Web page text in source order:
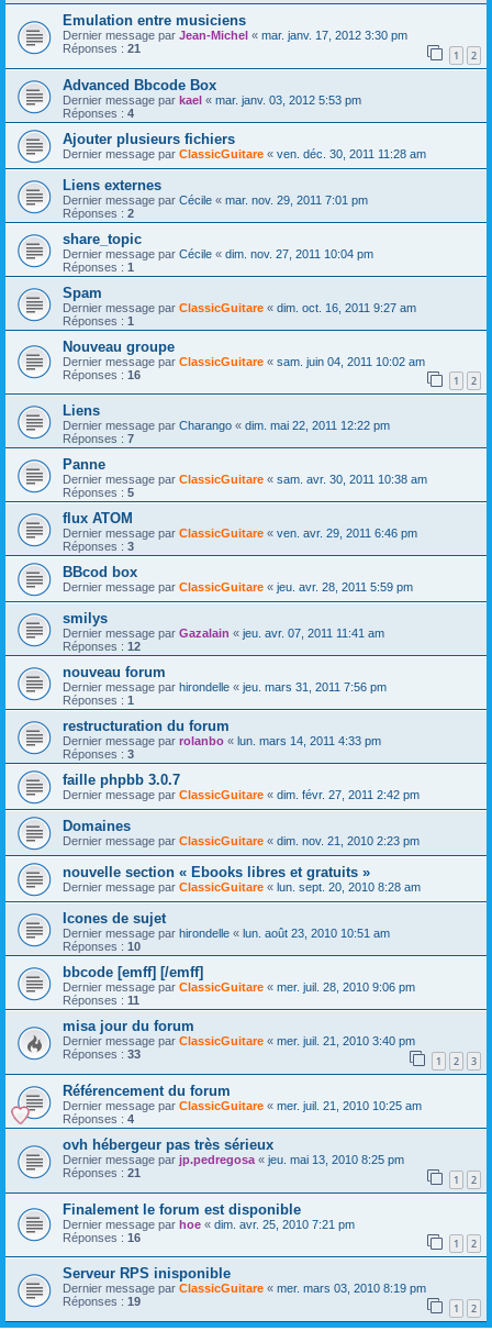
Emulation entre musiciens
Dernier message par Jean-Michel « mar. janv. 17, 2012 3:30 pm
Réponses : 21 1 2
Advanced Bbcode Box
Dernier message par kael « mar. janv. 03, 2012 5:53 pm
Réponses : 4
Ajouter plusieurs fichiers
Dernier message par ClassicGuitare « ven. déc. 30, 2011 11:28 am
Liens externes
Dernier message par Cécile « mar. nov. 29, 2011 7:01 pm
Réponses : 2
share_topic
Dernier message par Cécile « dim. nov. 27, 2011 10:04 pm
Réponses : 1
Spam
Dernier message par ClassicGuitare « dim. oct. 16, 2011 9:27 am
Réponses : 1
Nouveau groupe
Dernier message par ClassicGuitare « sam. juin 04, 2011 10:02 am
Réponses : 16 1 2
Liens
Dernier message par Charango « dim. mai 22, 2011 12:22 pm
Réponses : 7
Panne
Dernier message par ClassicGuitare « sam. avr. 30, 2011 10:38 am
Réponses : 5
flux ATOM
Dernier message par ClassicGuitare « ven. avr. 29, 2011 6:46 pm
Réponses : 3
BBcod box
Dernier message par ClassicGuitare « jeu. avr. 28, 2011 5:59 pm
smilys
Dernier message par Gazalain « jeu. avr. 07, 2011 11:41 am
Réponses : 12
nouveau forum
Dernier message par hirondelle « jeu. mars 31, 2011 7:56 pm
Réponses : 1
restructuration du forum
Dernier message par rolanbo « lun. mars 14, 2011 4:33 pm
Réponses : 3
faille phpbb 3.0.7
Dernier message par ClassicGuitare « dim. févr. 27, 2011 2:42 pm
Domaines
Dernier message par ClassicGuitare « dim. nov. 21, 2010 2:23 pm
nouvelle section « Ebooks libres et gratuits »
Dernier message par ClassicGuitare « lun. sept. 20, 2010 8:28 am
Icones de sujet
Dernier message par hirondelle « lun. août 23, 2010 10:51 am
Réponses : 10
bbcode [emff] [/emff]
Dernier message par ClassicGuitare « mer. juil. 28, 2010 9:06 pm
Réponses : 11
misa jour du forum
Dernier message par ClassicGuitare « mer. juil. 21, 2010 3:40 pm
Réponses : 33 1 2 3
Référencement du forum
Dernier message par ClassicGuitare « mer. juil. 21, 2010 10:25 am
Réponses : 4
ovh hébergeur pas très sérieux
Dernier message par jp.pedregosa « jeu. mai 13, 2010 8:25 pm
Réponses : 21 1 2
Finalement le forum est disponible
Dernier message par hoe « dim. avr. 25, 2010 7:21 pm
Réponses : 16 1 2
Serveur RPS inisponible
Dernier message par ClassicGuitare « mer. mars 03, 2010 8:19 pm
Réponses : 19 1 2